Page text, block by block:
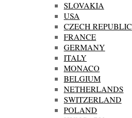
SLOVAKIA
USA
CZECH REPUBLIC
FRANCE
GERMANY
ITALY
MONACO
BELGIUM
NETHERLANDS
SWITZERLAND
POLAND